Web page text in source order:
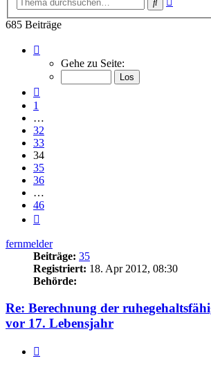
685 Beiträge
34
von
Gehe zu Seite:
1
…
32
33
34
35
36
…
46
fernmelder
Beiträge: 35
Registriert: 18. Apr 2012, 08:30
Behörde:
Re: Berechnung der
vor 17. Lebensjahr